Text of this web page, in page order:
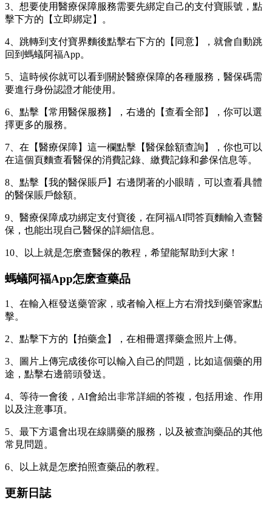
3、想要使用醫療保障服務需要先綁定自己的支付寶賬號，點
擊下方的【立即綁定】。
4、跳轉到支付寶界麵後點擊右下方的【同意】，就會自動跳
回到螞蟻阿福App。
5、這時候你就可以看到關於醫療保障的各種服務，醫保碼需
要進行身份認證才能使用。
6、點擊【常用醫保服務】，右邊的【查看全部】，你可以選
擇更多的服務。
7、在【醫療保障】這一欄點擊【醫保餘額查詢】，你也可以
在這個頁麵查看醫保的消費記錄、繳費記錄和參保信息等。
8、點擊【我的醫保賬戶】右邊閉著的小眼睛，可以查看具體
的醫保賬戶餘額。
9、醫療保障成功綁定支付寶後，在阿福AI問答頁麵輸入查醫
保，也能出現自己醫保的詳細信息。
10、以上就是怎麽查醫保的教程，希望能幫助到大家！
螞蟻阿福App怎麽查藥品
1、在輸入框發送藥管家，或者輸入框上方右滑找到藥管家點
擊。
2、點擊下方的【拍藥盒】，在相冊選擇藥盒照片上傳。
3、圖片上傳完成後你可以輸入自己的問題，比如這個藥的用
途，點擊右邊箭頭發送。
4、等待一會後，AI會給出非常詳細的答複，包括用途、作用
以及注意事項。
5、最下方還會出現在線購藥的服務，以及被查詢藥品的其他
常見問題。
6、以上就是怎麽拍照查藥品的教程。
更新日誌